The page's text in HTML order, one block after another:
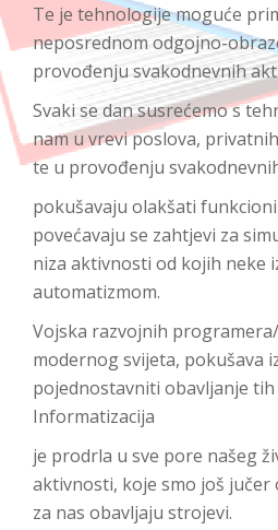
Te je tehnologije moguće
neposrednom odgojno-
provođenju svakodnevnih
Svaki se dan susrećemo s
nam u vrevi poslova,
te u provođenju
pokušavaju olakšati
povećavaju se zahtjevi za
niza aktivnosti od kojih neke
automatizmom.
Vojska razvojnih
modernog svijeta, pokušava
pojednostavniti obavljanje
Informatizacija
je prodrla u sve pore našeg
aktivnosti, koje smo još jučer
za nas obavljaju strojevi.